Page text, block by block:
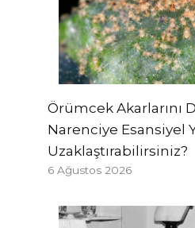
Örümcek Akarlarını
Narenciye Esansiyel
Uzaklaştırabilirsiniz?
6 Ağustos 2026